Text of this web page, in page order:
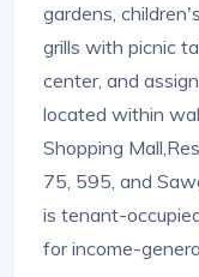
gardens,
grills with picnic
center, and
located within
Shopping
75, 595, and
is tenant-
for income-